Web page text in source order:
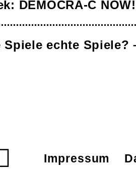
DEMOCRA-C
echte Spiele?
Impressum